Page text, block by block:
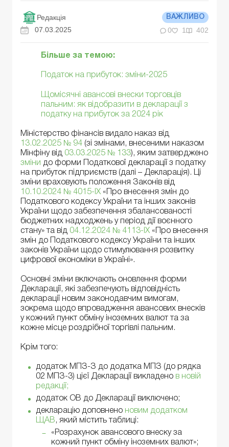
Редакція ВАЖЛИВО
07.03.2025 0 1 402
Більше за темою:
Податок на прибуток: зміни-2025
Щомісячні авансові внески торговців
пальним: як відобразити в декларації з
податку на прибуток за 2024 рік
Міністерство фінансів видало наказ від
13.02.2025 № 94 (зі змінами, внесеними наказом
Мінфіну від 03.03.2025 № 133), яким затверджено
зміни до форми Податкової декларації з податку
на прибуток підприємств (далі – Декларація). Ці
зміни враховують положення Законів від
10.10.2024 № 4015-ІХ «Про внесення змін до
Податкового кодексу України та інших законів
України щодо забезпечення збалансованості
бюджетних надходжень у період дії воєнного
стану» та від 04.12.2024 № 4113-IX «Про внесення
змін до Податкового кодексу України та інших
законів України щодо стимулювання розвитку
цифрової економіки в Україні».
Основні зміни включають оновлення форми
Декларації, які забезпечують відповідність
декларації новим законодавчим вимогам,
зокрема щодо впровадження авансових внесків
у кожний пункт обміну іноземних валют та за
кожне місце роздрібної торгівлі пальним.
Крім того:
додаток МПЗ-З до додатка МПЗ (до рядка
02 МПЗ-3) цієї Декларації викладено в новій
редакції;
додаток ОВ до Декларації виключено;
декларацію доповнено новим додатком
ЩАВ , який містить таблиці:
«Розрахунок авансового внеску за
кожний пункт обміну іноземних валют»;